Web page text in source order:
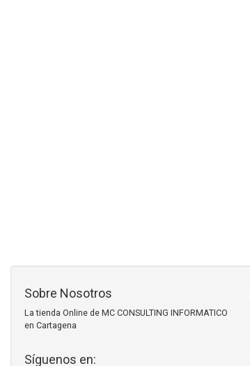
Sobre Nosotros
La tienda Online de MC CONSULTING INFORMATICO
en Cartagena
Síguenos en: